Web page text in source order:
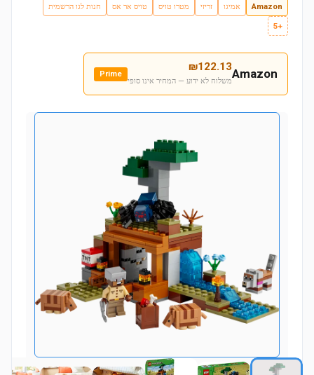
Amazon אמיגו זריזי מטרו טויס טויס אר אס
חנות לגו הרשמית
+5
Amazon
₪122.13
משלוח לא ידוע — המחיר אינו סופי
Prime